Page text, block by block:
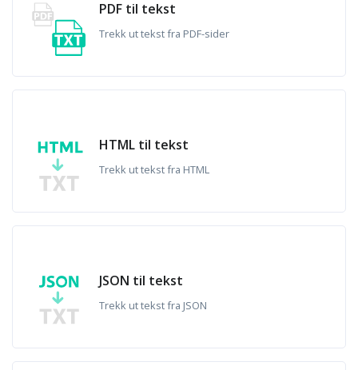
PDF til tekst
Trekk ut tekst fra PDF-sider
HTML til tekst
Trekk ut tekst fra HTML
JSON til tekst
Trekk ut tekst fra JSON